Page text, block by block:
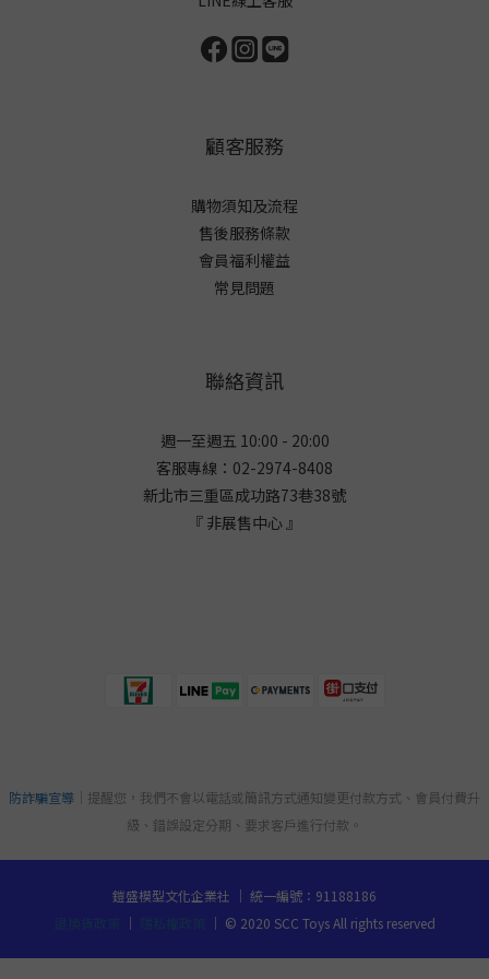
顧客服務
購物須知及流程
售後服務條款
會員福利權益
常見問題
聯絡資訊
週一至週五 10:00 - 20:00
客服專線：02-2974-8408
新北市三重區成功路73巷38號
『 非展售中心 』
防詐騙宣導 ｜提醒您，我們不會以電話或簡訊方式通知變更付款方式、會員付費升
級、錯誤設定分期、要求客戶進行付款。
鎧盛模型文化企業社 ｜ 統一編號：91188186
｜ ｜ © 2020 SCC Toys All rights reserved